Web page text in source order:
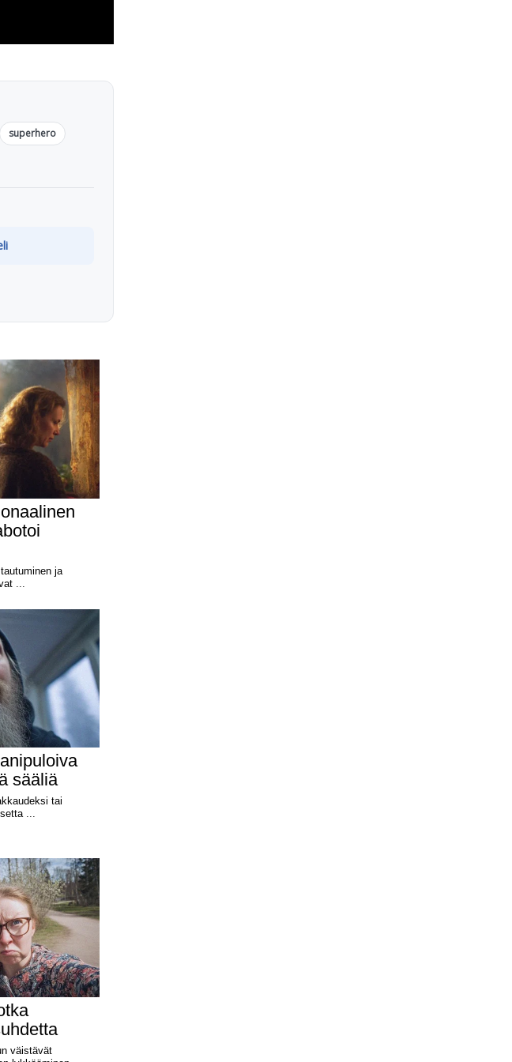
superhero